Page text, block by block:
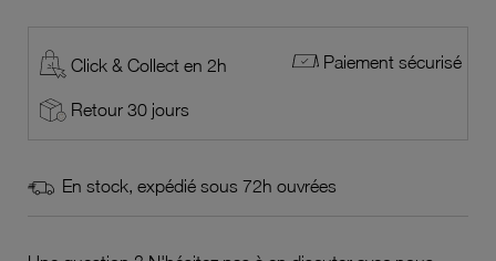
Click & Collect en 2h Paiement sécurisé
Retour 30 jours
En stock, expédié sous 72h ouvrées